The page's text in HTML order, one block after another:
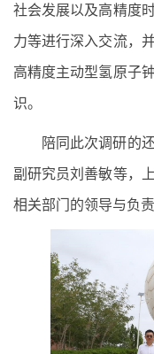
社会发展以及高精度
力等进行深入交流，
高精度主动型氢原子
识。
陪同此次调研的
副研究员刘善敏等，
相关部门的领导与负责